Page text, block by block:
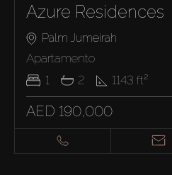
Azure Residences
Palm Jumeirah
Apartamento
1
2 1143 ft²
AED 190,000